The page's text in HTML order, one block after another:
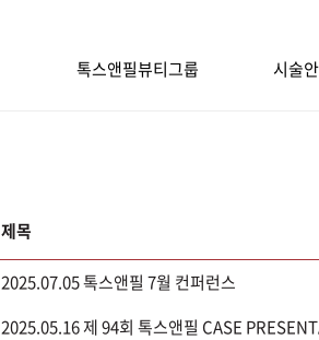
톡스앤필뷰티그룹 시술
제목
2025.07.05 톡스앤필 7월 컨퍼런스
2025.05.16 제 94회 톡스앤필 CASE